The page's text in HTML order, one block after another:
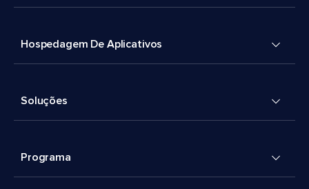
Hospedagem De Aplicativos
Soluções
Programa